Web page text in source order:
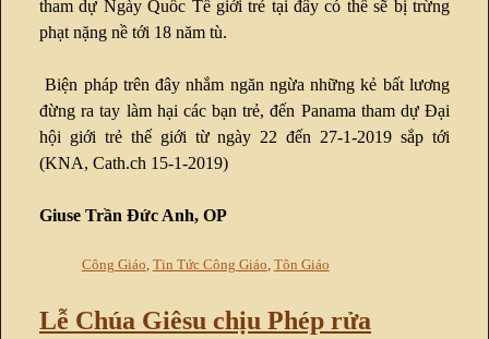
tham dự Ngày Quốc Tế giới trẻ tại đây có thể sẽ bị trừng
phạt nặng nề tới 18 năm tù.
Biện pháp trên đây nhắm ngăn ngừa những kẻ bất lương
đừng ra tay làm hại các bạn trẻ, đến Panama tham dự Đại
hội giới trẻ thế giới từ ngày 22 đến 27-1-2019 sắp tới
(KNA, Cath.ch 15-1-2019)
Giuse Trần Đức Anh, OP
Công Giáo, Tin Tức Công Giáo, Tôn Giáo
Lễ Chúa Giêsu chịu Phép rửa